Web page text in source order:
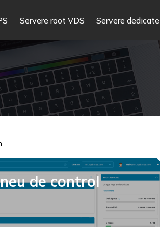
Servere root VDS Servere dedicate
de control